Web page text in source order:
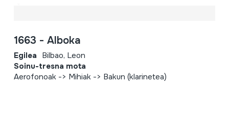
1663 - Alboka
Egilea Bilbao, Leon
Soinu-tresna mota
Aerofonoak -> Mihiak -> Bakun (klarinetea)